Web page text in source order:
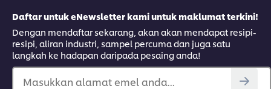
Daftar untuk eNewsletter kami untuk maklumat terkini!
Dengan mendaftar sekarang, akan akan mendapat resipi-
resipi, aliran industri, sampel percuma dan juga satu
langkah ke hadapan daripada pesaing anda!
Masukkan alamat emel anda...